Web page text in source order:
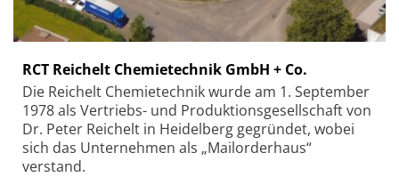
RCT Reichelt Chemietechnik GmbH + Co.
Die Reichelt Chemietechnik wurde am 1. September
1978 als Vertriebs- und Produktionsgesellschaft von
Dr. Peter Reichelt in Heidelberg gegründet, wobei
sich das Unternehmen als „Mailorderhaus“
verstand.